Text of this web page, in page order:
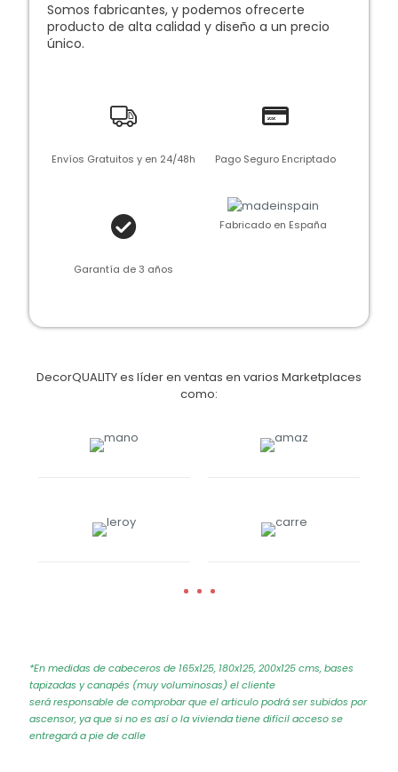
Somos fabricantes, y podemos ofrecerte
producto de alta calidad y diseño a un precio
único.
Envíos Gratuitos y en 24/48h Pago Seguro Encriptado
Garantía de 3 años
Fabricado en España
DecorQUALITY es líder en ventas en varios Marketplaces
como:
*En medidas de cabeceros de 165x125, 180x125, 200x125 cms, bases
tapizadas y canapés (muy voluminosas) el cliente
será responsable de comprobar que el articulo podrá ser subidos por
ascensor, ya que si no es así o la vivienda tiene difícil acceso se
entregará a pie de calle